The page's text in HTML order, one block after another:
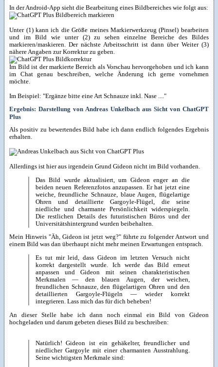
In der Android-App sieht die Bearbeitung eines Bildbereiches wie folgt aus:
Unter (1) kann ich die Größe meines Markierwerkzeug (Pinsel) bearbeiten
und im Bild wie unter (2) zu sehen einzelne Bereiche des Bildes
markieren/maskieren. Der nächste Arbeitsschritt ist dann über Weiter (3)
nähere Angaben zur Korrektur zu geben.
Im Bild ist der markierte Bereich als Vorschau hervorgehoben und ich kann
im Chat genau beschreiben, welche Änderung ich gerne vornehmen
möchte.
Im Beispiel: "Ergänze bitte eine Art Schnauze inkl. Nase ...."
Ergebnis: Darstellung von Andreas Unkelbach aus Sicht von ChatGPT
Plus
Als positiv zu bewertendes Bild habe ich dann endlich folgendes Ergebnis
erhalten.
Allerdings ist hier aus irgendein Grund Gideon nicht im Bild vorhanden.
Das Bild wurde aktualisiert, um Gideon enger an die
beiden neuen Referenzfotos anzupassen. Er hat jetzt eine
weiche, freundliche Schnauze, blaue Augen, flügelartige
Ohren und detaillierte Gargoyle-Flügel, die seine
niedliche und charmante Persönlichkeit widerspiegeln.
Die restlichen Details des futuristischen Büros und der
Universitätshintergrund wurden beibehalten.
Mein Hinweis "Äh, Gideon ist jetzt weg?" führte zu folgender Antwort und
einem Bild was dan überhaupt nicht mehr meinen Erwartungen entsprach.
Es tut mir leid, dass Gideon im letzten Versuch nicht
korrekt dargestellt wurde. Ich werde das Bild erneut
anpassen und Gideon mit seinen charakteristischen
Merkmalen — den blauen Augen, der weichen,
freundlichen Schnauze, den flügelartigen Ohren und den
detaillierten Gargoyle-Flügeln — wieder korrekt
integrieren. Lass mich das für dich beheben!
An dieser Stelle habe ich dann noch einmal ein Bild von Gideon
hochgeladen und darum gebeten dieses Bild zu beschreiben:
Natürlich! Gideon ist ein gehäkelter, freundlicher und
niedlicher Gargoyle mit einer charmanten Ausstrahlung.
Seine wichtigsten Merkmale sind: